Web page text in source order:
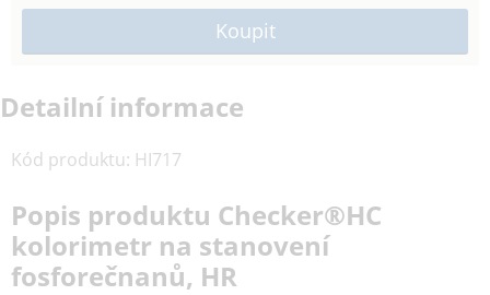
Detailní informace
Kód produktu: HI717
Popis produktu Checker®HC
kolorimetr na stanovení
fosforečnanů, HR